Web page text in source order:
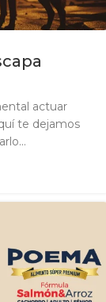
actuar
te dejamos